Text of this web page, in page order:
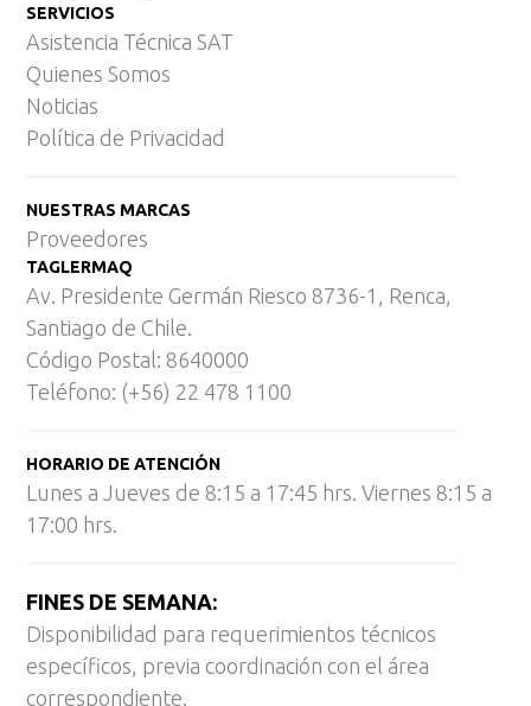
SERVICIOS
Asistencia Técnica SAT
Quienes Somos
Noticias
Política de Privacidad
NUESTRAS MARCAS
Proveedores
TAGLERMAQ
Av. Presidente Germán Riesco 8736-1, Renca,
Santiago de Chile.
Código Postal: 8640000
Teléfono: (+56) 22 478 1100
HORARIO DE ATENCIÓN
Lunes a Jueves de 8:15 a 17:45 hrs. Viernes 8:15 a
17:00 hrs.
FINES DE SEMANA:
Disponibilidad para requerimientos técnicos
específicos, previa coordinación con el área
correspondiente.